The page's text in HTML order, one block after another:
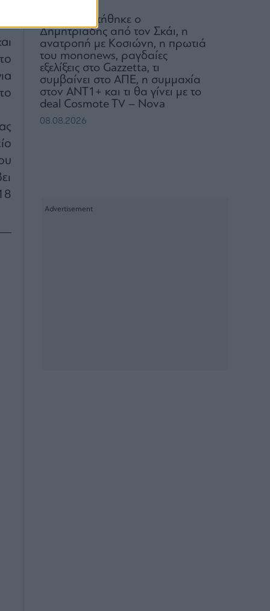
Γιατί παραιτήθηκε ο
Δημητριάδης από τον Σκάι, η
ανατροπή με Κοσιώνη, η πρωτιά
του mononews, ραγδαίες
εξελίξεις στο Gazzetta, τι
συμβαίνει στο ΑΠΕ, η συμμαχία
στον ΑΝΤ1+ και τι θα γίνει με το
deal Cosmote TV – Nova
08.08.2026